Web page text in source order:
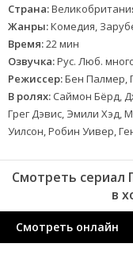
Страна:
Жанры:Комедия,
Время:22 мин
Озвучка:Рус. Люб.
Режиссер:Бен Палмер,
В ролях: Саймон Бёрд,
Грег Дэвис, Эмили Хэд,
Уилсон, Робин Уивер,
Смотреть сериал
в
Смотреть онлайн